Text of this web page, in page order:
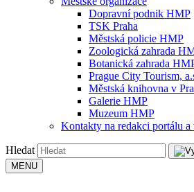
Dopravní podnik HMP
TSK Praha
Městská policie HMP
Zoologická zahrada
Botanická zahrada
Prague City Tourism,
Městská knihovna v
Galerie HMP
Muzeum HMP
Kontakty na redakci portálu a
Hledat
MENU